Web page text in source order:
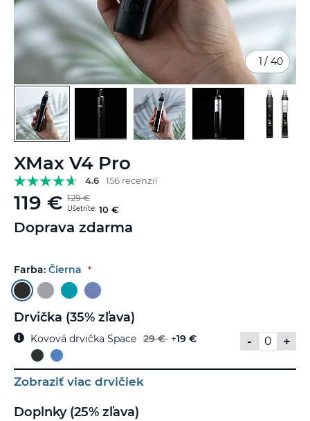
XMax V4 Pro
4.6 156 recenzií
119 € 129 €
Ušetríte: 10 €
Doprava zdarma
Farba: Čierna
Drvička (35% zľava)
-
+
Kovová drvička Space 29 € +19 €
Zobraziť viac drvičiek
Doplnky (25% zľava)
1 / 40
na
začiatok
galérie
obrázkov